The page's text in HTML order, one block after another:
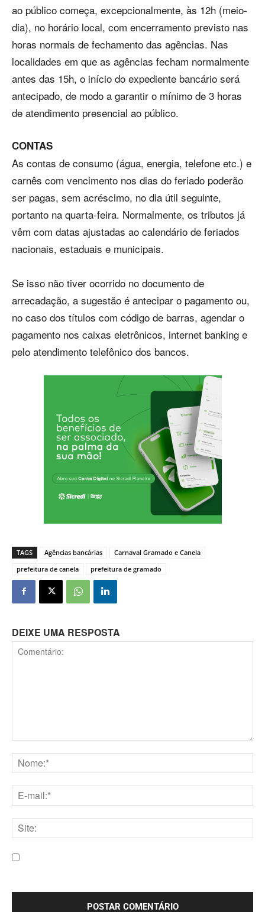
ao público começa, excepcionalmente, às 12h (meio-
dia), no horário local, com encerramento previsto nas
horas normais de fechamento das agências. Nas
localidades em que as agências fecham normalmente
antes das 15h, o início do expediente bancário será
antecipado, de modo a garantir o mínimo de 3 horas
de atendimento presencial ao público.
CONTAS
As contas de consumo (água, energia, telefone etc.) e
carnês com vencimento nos dias do feriado poderão
ser pagas, sem acréscimo, no dia útil seguinte,
portanto na quarta-feira. Normalmente, os tributos já
vêm com datas ajustadas ao calendário de feriados
nacionais, estaduais e municipais.
Se isso não tiver ocorrido no documento de
arrecadação, a sugestão é antecipar o pagamento ou,
no caso dos títulos com código de barras, agendar o
pagamento nos caixas eletrônicos, internet banking e
pelo atendimento telefônico dos bancos.
TAGS Agências bancárias
Carnaval Gramado e Canela
prefeitura de canela
prefeitura de gramado
DEIXE UMA RESPOSTA
mail:*